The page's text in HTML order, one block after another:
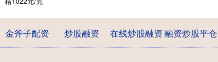
金斧子配资 炒股融资 在线炒股融资融资炒股平仓